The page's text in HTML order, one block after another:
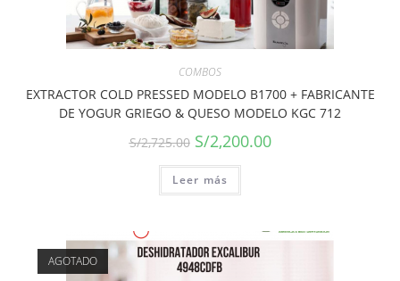
COMBOS
EXTRACTOR COLD PRESSED MODELO B1700 + FABRICANTE
DE YOGUR GRIEGO & QUESO MODELO KGC 712
S/2,725.00 S/2,200.00
Leer más
AGOTADO